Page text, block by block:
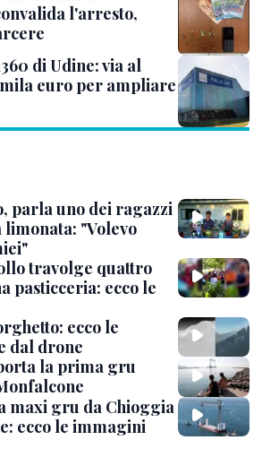
l'arresto,
di Udine: via al
euro per ampliare
parla uno dei ragazzi
"Volevo
travolge quattro
pasticceria: ecco le
ecco le
dal drone
la prima gru
maxi gru da Chioggia
ecco le immagini